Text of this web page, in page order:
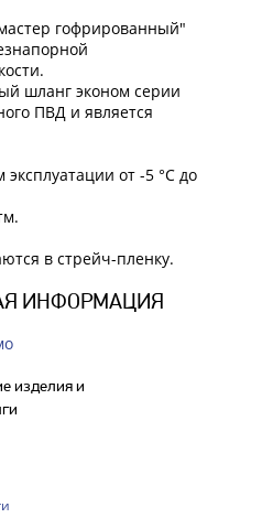
гофрированный"
шланг эконом серии
ПВД и является
от -5 °С до
в стрейч-пленку.
ИНФОРМАЦИЯ
изделия и